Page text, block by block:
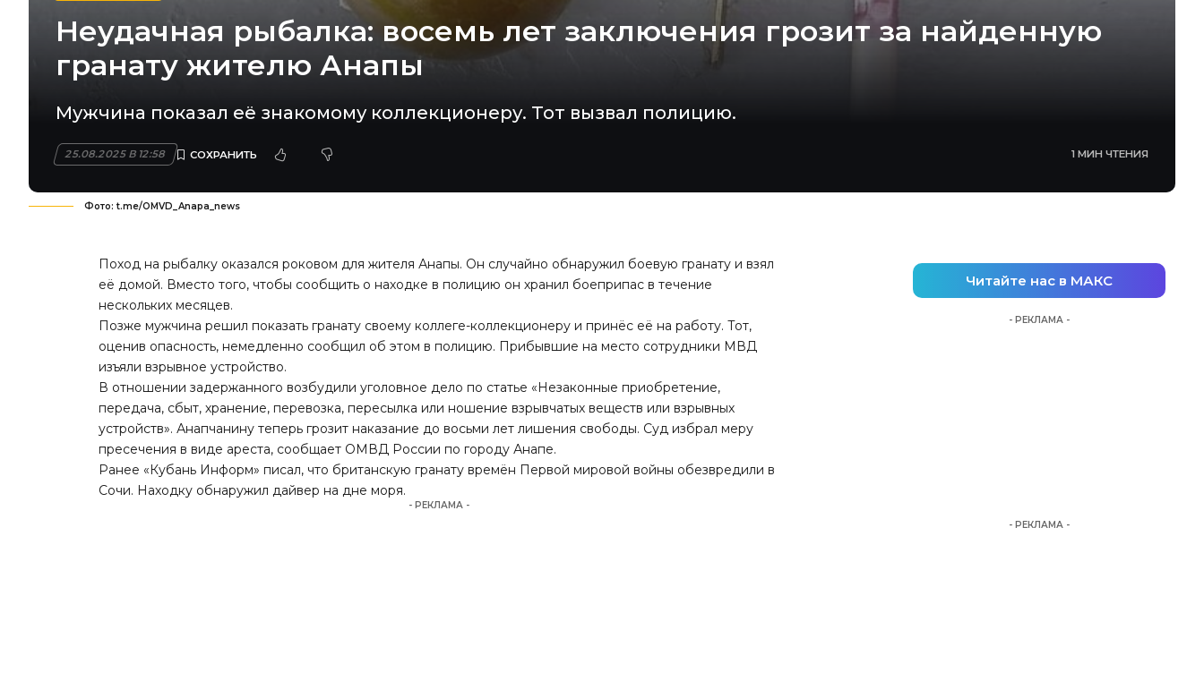
Неудачная рыбалка: восемь лет заключения грозит за найденную
гранату жителю Анапы
Мужчина показал её знакомому коллекционеру. Тот вызвал полицию.
25.08.2025 В 12:58 1 МИН ЧТЕНИЯ
Фото: t.me/OMVD_Anapa_news
Поход на рыбалку оказался роковом для жителя Анапы. Он случайно обнаружил боевую гранату и взял
её домой. Вместо того, чтобы сообщить о находке в полицию он хранил боеприпас в течение
нескольких месяцев.
Позже мужчина решил показать гранату своему коллеге-коллекционеру и принёс её на работу. Тот,
оценив опасность, немедленно сообщил об этом в полицию. Прибывшие на место сотрудники МВД
изъяли взрывное устройство.
В отношении задержанного возбудили уголовное дело по статье «Незаконные приобретение,
передача, сбыт, хранение, перевозка, пересылка или ношение взрывчатых веществ или взрывных
устройств». Анапчанину теперь грозит наказание до восьми лет лишения свободы. Суд избрал меру
пресечения в виде ареста, сообщает ОМВД России по городу Анапе.
Ранее «Кубань Информ» писал, что британскую гранату времён Первой мировой войны обезвредили в
Сочи. Находку обнаружил дайвер на дне моря.
- РЕКЛАМА -
Читайте нас в МАКС
- РЕКЛАМА -
- РЕКЛАМА -